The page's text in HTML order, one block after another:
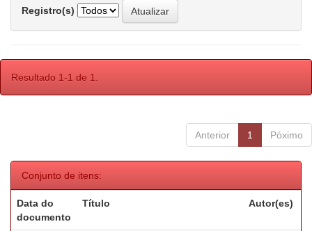
Registro(s)
Resultado 1-1 de 1.
Anterior 1 Póximo
Conjunto de itens:
Data do
documento
Título Autor(es)